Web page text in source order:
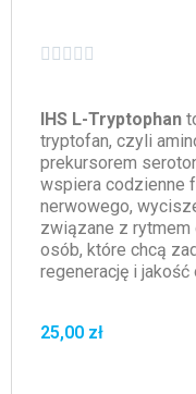
    
IHS L-Tryptophan
tryptofan, czyli
prekursorem
wspiera codzienne
nerwowego,
związane z rytmem
osób, które chcą
regenerację i jakość
25,00 zł